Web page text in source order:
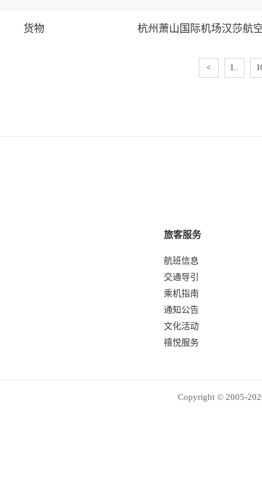
货物 杭州萧山国际机场汉莎航
< 1..
旅客服务
航班信息
交通导引
乘机指南
通知公告
文化活动
禧悦服务
Copyright © 2005-